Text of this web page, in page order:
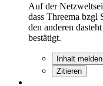
Auf der
dass Threema bzgl
den anderen
bestätigt.
Inhalt melden
Zitieren